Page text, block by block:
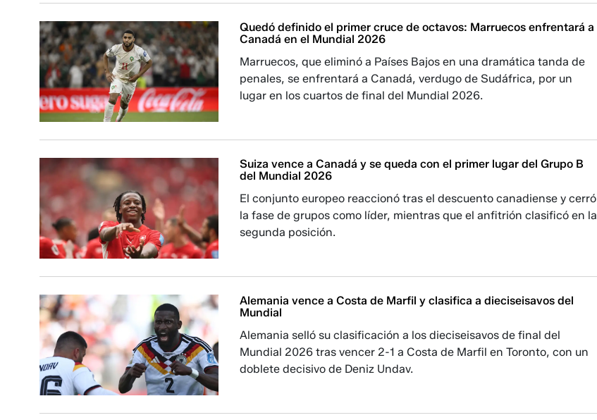
Quedó definido el primer cruce de octavos: Marruecos enfrentará a
Canadá en el Mundial 2026
Marruecos, que eliminó a Países Bajos en una dramática tanda de
penales, se enfrentará a Canadá, verdugo de Sudáfrica, por un
lugar en los cuartos de final del Mundial 2026.
Suiza vence a Canadá y se queda con el primer lugar del Grupo B
del Mundial 2026
El conjunto europeo reaccionó tras el descuento canadiense y cerró
la fase de grupos como líder, mientras que el anfitrión clasificó en la
segunda posición.
Alemania vence a Costa de Marfil y clasifica a dieciseisavos del
Mundial
Alemania selló su clasificación a los dieciseisavos de final del
Mundial 2026 tras vencer 2-1 a Costa de Marfil en Toronto, con un
doblete decisivo de Deniz Undav.